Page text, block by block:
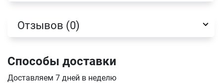
Отзывов (0)
Способы доставки
Доставляем 7 дней в неделю
Оформить заказ
E-mail